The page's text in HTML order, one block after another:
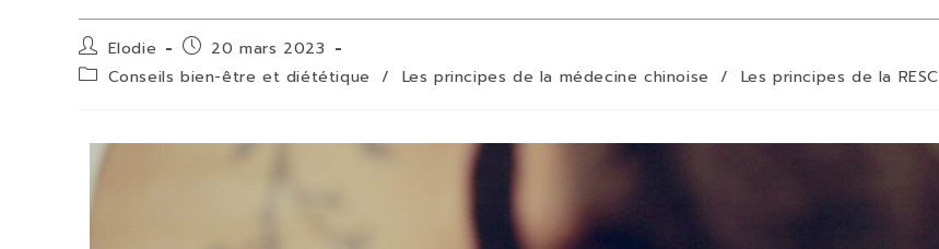
Elodie
20 mars 2023
Conseils bien-être et diététique / Les principes de la médecine chinoise / Les principes de la RESC